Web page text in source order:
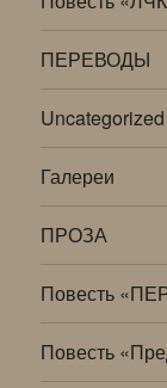
ПЕРЕВОДЫ
Uncategorized
Галереи
ПРОЗА
Повесть
Повесть